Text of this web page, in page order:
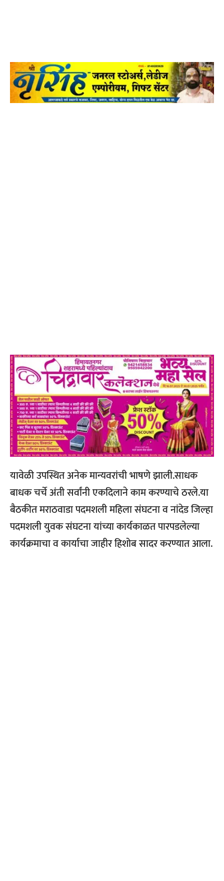
यावेळी उपस्थित अनेक मान्यवरांची भाषणे झाली.साधक
बाधक चर्चे अंती सर्वांनी एकदिलाने काम करण्याचे ठरले.या
बैठकीत मराठवाडा पदमशली महिला संघटना व नांदेड जिल्हा
पदमशली युवक संघटना यांच्या कार्यकाळत पारपडलेल्या
कार्यक्रमाचा व कार्याचा जाहीर हिशोब सादर करण्यात आला.